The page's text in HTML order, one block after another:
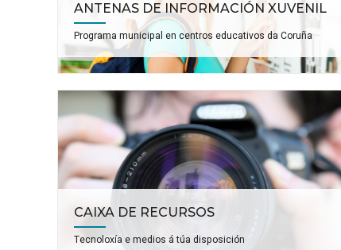
ANTENAS DE INFORMACIÓN XUVENIL
Programa municipal en centros educativos da Coruña
CAIXA DE RECURSOS
Tecnoloxía e medios á túa disposición